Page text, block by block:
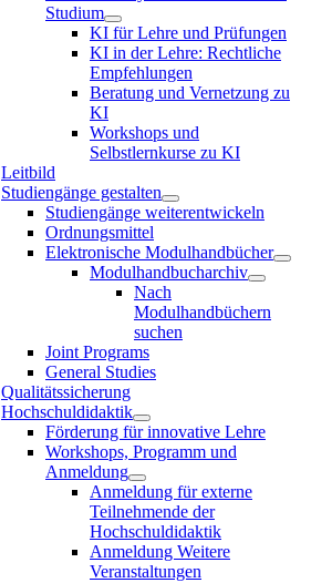
Studium
KI für Lehre und Prüfungen
KI in der Lehre: Rechtliche
Empfehlungen
Beratung und Vernetzung zu
KI
Workshops und
Selbstlernkurse zu KI
Leitbild
Studiengänge gestalten
Studiengänge weiterentwickeln
Ordnungsmittel
Elektronische Modulhandbücher
Modulhandbucharchiv
Nach
Modulhandbüchern
suchen
Joint Programs
General Studies
Qualitätssicherung
Hochschuldidaktik
Förderung für innovative Lehre
Workshops, Programm und
Anmeldung
Anmeldung für externe
Teilnehmende der
Hochschuldidaktik
Anmeldung Weitere
Veranstaltungen